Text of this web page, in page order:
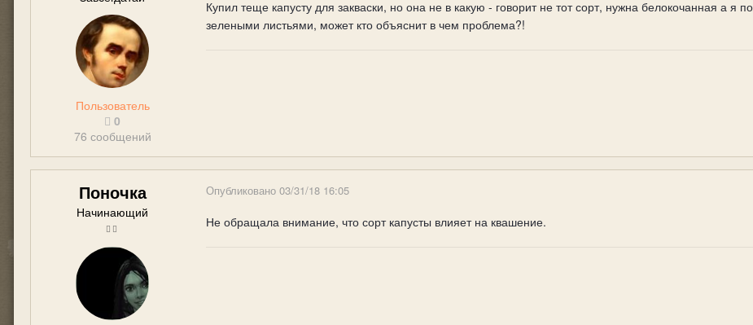
Пользователь
0
76 сообщений
Купил теще капусту для закваски, но она не в какую - говорит не тот сорт, нужна белокочанная а я
зелеными листьями, может кто объяснит в чем проблема?!
Поночка
Начинающий
Опубликовано 03/31/18 16:05
Не обращала внимание, что сорт капусты влияет на квашение.